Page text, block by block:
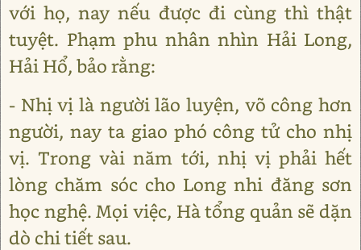
với họ, nay nếu được đi cùng thì thật
tuyệt. Phạm phu nhân nhìn Hải Long,
Hải Hổ, bảo rằng:
- Nhị vị là người lão luyện, võ công hơn
người, nay ta giao phó công tử cho nhị
vị. Trong vài năm tới, nhị vị phải hết
lòng chăm sóc cho Long nhi đăng sơn
học nghệ. Mọi việc, Hà tổng quản sẽ dặn
dò chi tiết sau.